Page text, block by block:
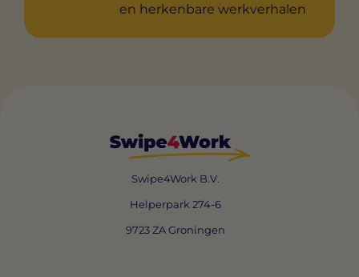
en herkenbare werkverhalen
Swipe4Work B.V.
Helperpark 274-6
9723 ZA Groningen